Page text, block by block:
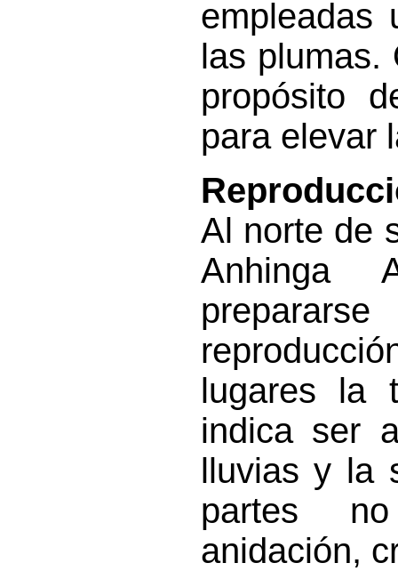
empleadas
las plumas.
propósito
para elevar
Al norte de
Anhinga
lugares la
indica ser
lluvias y la
partes
anidación,